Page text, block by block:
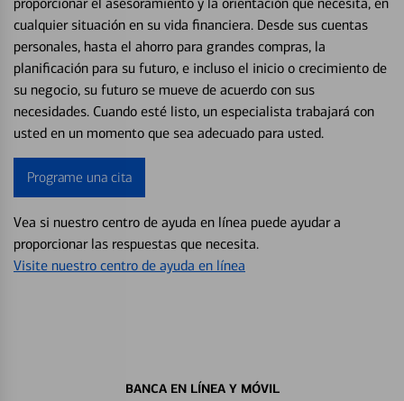
proporcionar el asesoramiento y la orientación que necesita, en
cualquier situación en su vida financiera. Desde sus cuentas
personales, hasta el ahorro para grandes compras, la
planificación para su futuro, e incluso el inicio o crecimiento de
su negocio, su futuro se mueve de acuerdo con sus
necesidades. Cuando esté listo, un especialista trabajará con
usted en un momento que sea adecuado para usted.
Programe una cita
Vea si nuestro centro de ayuda en línea puede ayudar a
proporcionar las respuestas que necesita.
Visite nuestro centro de ayuda en línea
BANCA EN LÍNEA Y MÓVIL